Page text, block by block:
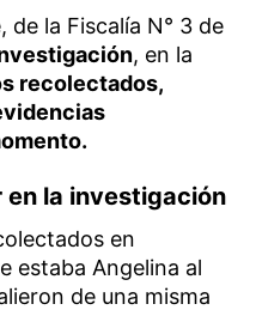
de la Fiscalía N° 3 de
, en la
recolectados,
la investigación
en
estaba Angelina al
de una misma